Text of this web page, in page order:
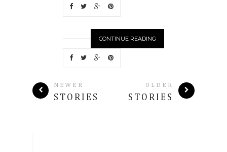
CONTINUE READING
NEWER
STORIES
OLDER
STORIES